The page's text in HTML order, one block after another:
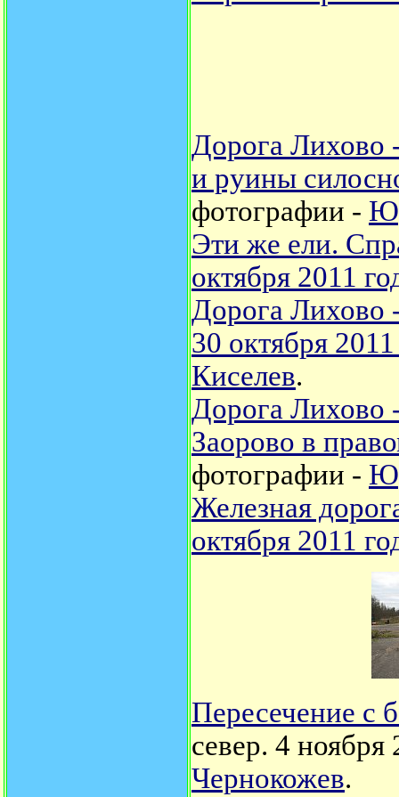
Дорога Лихово
и руины
фотографии -
Эти же ели.
октября 2011
Дорога Лихово
30 октября 2011
Киселев.
Дорога Лихово
Заорово в
фотографии -
Железная
октября 2011
Пересечение с
север. 4
Чернокожев.